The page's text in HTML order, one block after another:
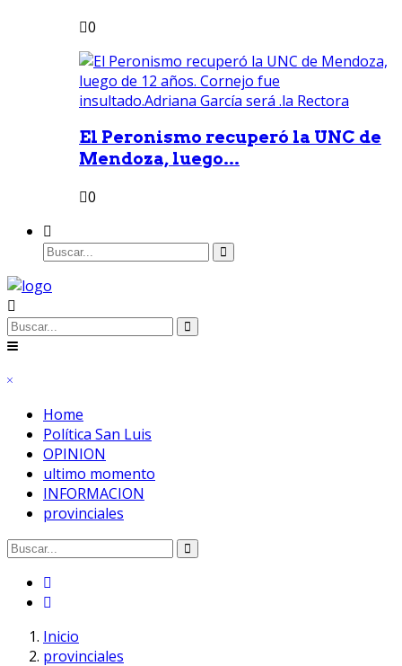
0
El Peronismo recuperó la UNC de
Mendoza, luego...
0
Home
Política San Luis
OPINION
ultimo momento
INFORMACION
provinciales
Inicio
provinciales